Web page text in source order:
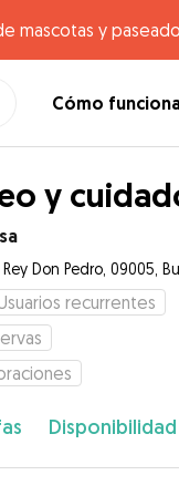
mascotas y
Cómo
y
Don Pedro, 09005,
recurrentes
Disponibilidad